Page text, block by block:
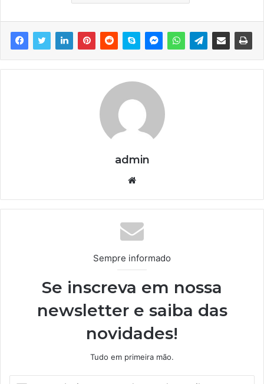
admin
te
Sempre informado
Se inscreva em nossa
newsletter e saiba das
novidades!
Tudo em primeira mão.